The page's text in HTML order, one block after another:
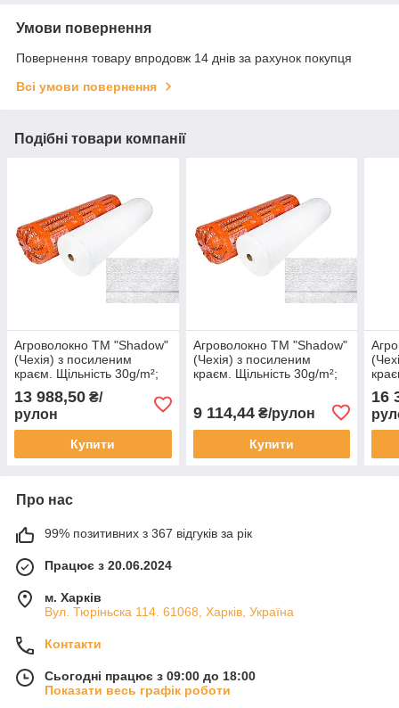
Умови повернення
Повернення товару впродовж 14 днів за рахунок покупця
Всі умови повернення
Подібні товари компанії
Агроволокно ТМ "Shadow"
(Чехія) з посиленим
краєм. Щільність 30g/m²;
13 988,50 ₴/
рулон
Купити
Агроволокно ТМ "Shadow"
(Чехія) з посиленим
краєм. Щільність 30g/m²;
9 114,44₴/рулон
Купити
16
Про нас
99% позитивних з 367 відгуків за рік
Працює з 20.06.2024
м. Харків
Вул. Тюріньска 114. 61068, Харків, Україна
Контакти
Сьогодні працює з 09:00 до 18:00
Показати весь графік роботи